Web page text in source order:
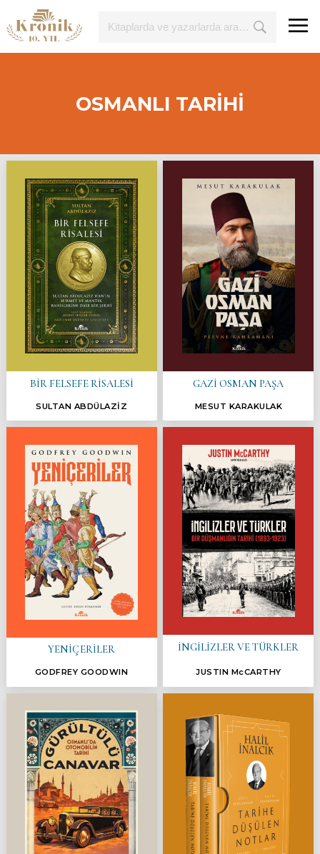
OSMANLI TARİHİ
BİR FELSEFE RİSALESİ
SULTAN ABDÜLAZİZ
GAZİ OSMAN PAŞA
MESUT KARAKULAK
YENİÇERİLER
GODFREY GOODWIN
İNGİLİZLER VE TÜRKLER
JUSTIN McCARTHY